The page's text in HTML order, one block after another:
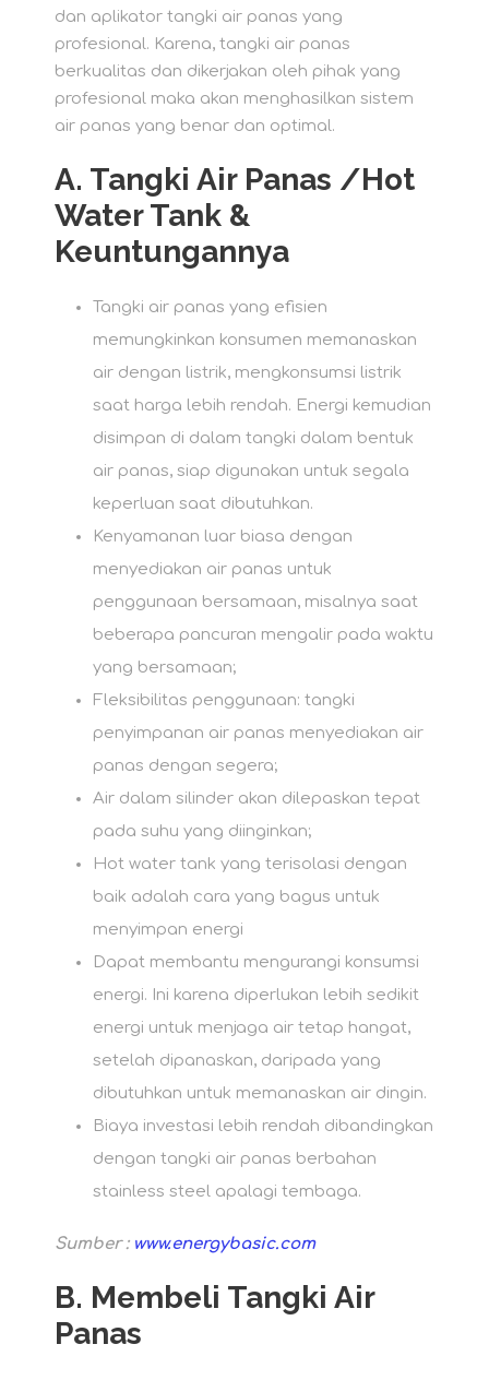
dan aplikator tangki air panas yang
profesional. Karena, tangki air panas
berkualitas dan dikerjakan oleh pihak yang
profesional maka akan menghasilkan sistem
air panas yang benar dan optimal.
A. Tangki Air Panas /Hot
Water Tank &
Keuntungannya
Tangki air panas yang efisien
memungkinkan konsumen memanaskan
air dengan listrik, mengkonsumsi listrik
saat harga lebih rendah. Energi kemudian
disimpan di dalam tangki dalam bentuk
air panas, siap digunakan untuk segala
keperluan saat dibutuhkan.
Kenyamanan luar biasa dengan
menyediakan air panas untuk
penggunaan bersamaan, misalnya saat
beberapa pancuran mengalir pada waktu
yang bersamaan;
Fleksibilitas penggunaan: tangki
penyimpanan air panas menyediakan air
panas dengan segera;
Air dalam silinder akan dilepaskan tepat
pada suhu yang diinginkan;
Hot water tank yang terisolasi dengan
baik adalah cara yang bagus untuk
menyimpan energi
Dapat membantu mengurangi konsumsi
energi. Ini karena diperlukan lebih sedikit
energi untuk menjaga air tetap hangat,
setelah dipanaskan, daripada yang
dibutuhkan untuk memanaskan air dingin.
Biaya investasi lebih rendah dibandingkan
dengan tangki air panas berbahan
stainless steel apalagi tembaga.
Sumber : www.energybasic.com
B. Membeli Tangki Air
Panas